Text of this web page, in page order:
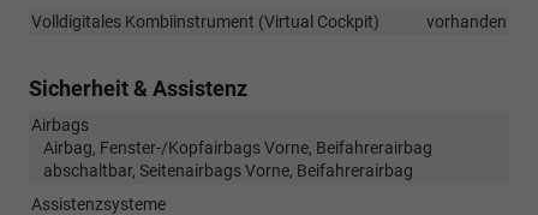
Volldigitales Kombiinstrument (Virtual Cockpit)
vorhanden
Sicherheit & Assistenz
Airbags
Airbag, Fenster-/Kopfairbags Vorne, Beifahrerairbag
abschaltbar, Seitenairbags Vorne, Beifahrerairbag
Assistenzsysteme